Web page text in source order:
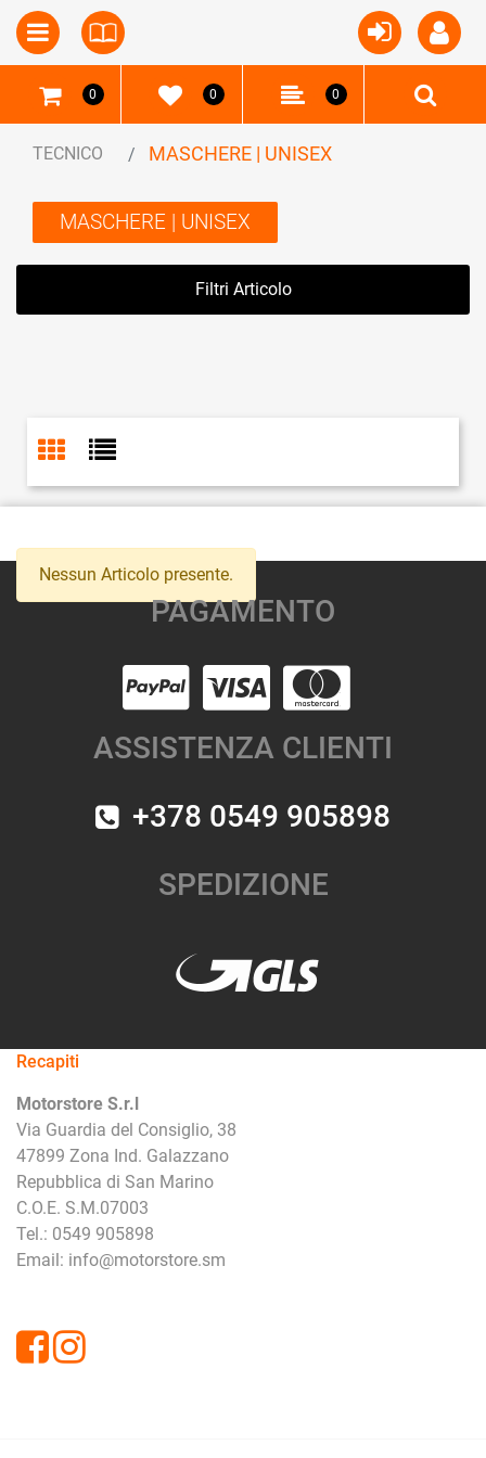
Open Open menu
0 0 0
TECNICO MASCHERE | UNISEX
MASCHERE | UNISEX
Filtri Articolo
Nessun Articolo presente.
PAGAMENTO
ASSISTENZA CLIENTI
+378 0549 905898
SPEDIZIONE
Recapiti
Motorstore S.r.l
Via Guardia del Consiglio, 38
47899 Zona Ind. Galazzano
Repubblica di San Marino
C.O.E. S.M.07003
Tel.: 0549 905898
Email: info@motorstore.sm
FacebookInstagram